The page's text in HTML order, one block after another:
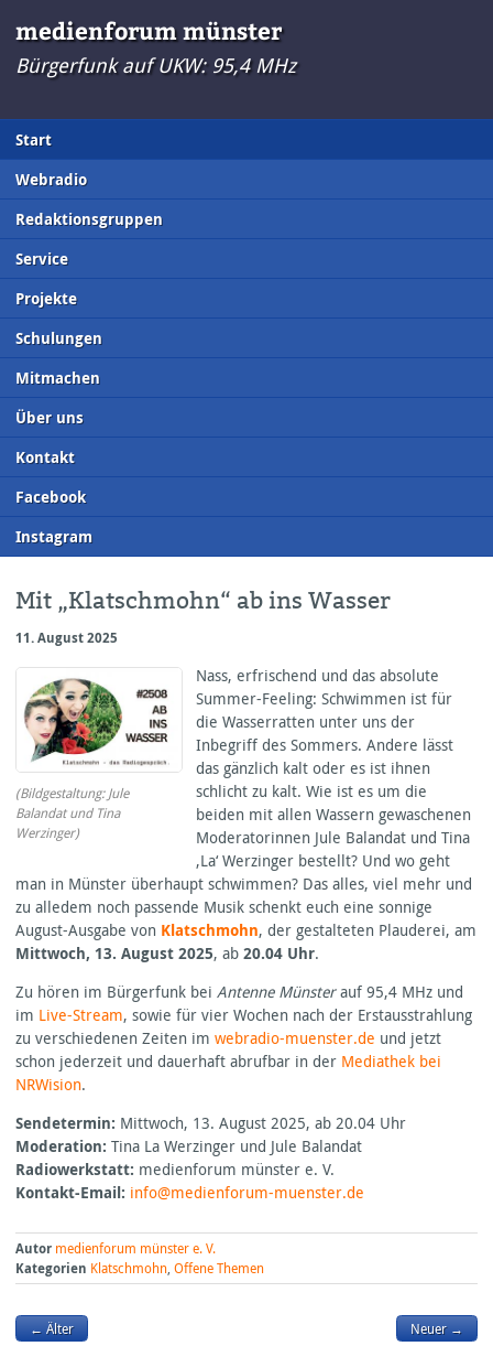
medienforum münster
Bürgerfunk auf UKW: 95,4 MHz
Start
Webradio
Redaktionsgruppen
Service
Projekte
Schulungen
Mitmachen
Über uns
Kontakt
Facebook
Instagram
Mit „Klatschmohn“ ab ins Wasser
11. August 2025
(Bildgestaltung: Jule
Balandat und Tina
Werzinger)
Nass, erfrischend und das absolute
Summer-Feeling: Schwimmen ist für
die Wasserratten unter uns der
Inbegriff des Sommers. Andere lässt
das gänzlich kalt oder es ist ihnen
schlicht zu kalt. Wie ist es um die
beiden mit allen Wassern gewaschenen
Moderatorinnen Jule Balandat und Tina
‚La‘ Werzinger bestellt? Und wo geht
man in Münster überhaupt schwimmen? Das alles, viel mehr und
zu alledem noch passende Musik schenkt euch eine sonnige
August-Ausgabe von Klatschmohn, der gestalteten Plauderei, am
Mittwoch, 13. August 2025, ab 20.04 Uhr.
Zu hören im Bürgerfunk bei Antenne Münsterauf 95,4 MHz und
im Live-Stream, sowie für vier Wochen nach der Erstausstrahlung
zu verschiedenen Zeiten im webradio-muenster.de und jetzt
schon jederzeit und dauerhaft abrufbar in der Mediathek bei
NRWision.
Sendetermin: Mittwoch, 13. August 2025, ab 20.04 Uhr
Moderation: Tina La Werzinger und Jule Balandat
Radiowerkstatt: medienforum münster e. V.
Kontakt-Email: info@medienforum-muenster.de
Autor medienforum münster e. V.
Kategorien Klatschmohn, Offene Themen
← Älter Neuer →